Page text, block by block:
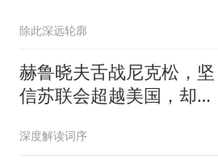
除此深远轮廓
赫鲁晓夫舌战尼克松，坚
信苏联会超越美国，却被
深度解读词序